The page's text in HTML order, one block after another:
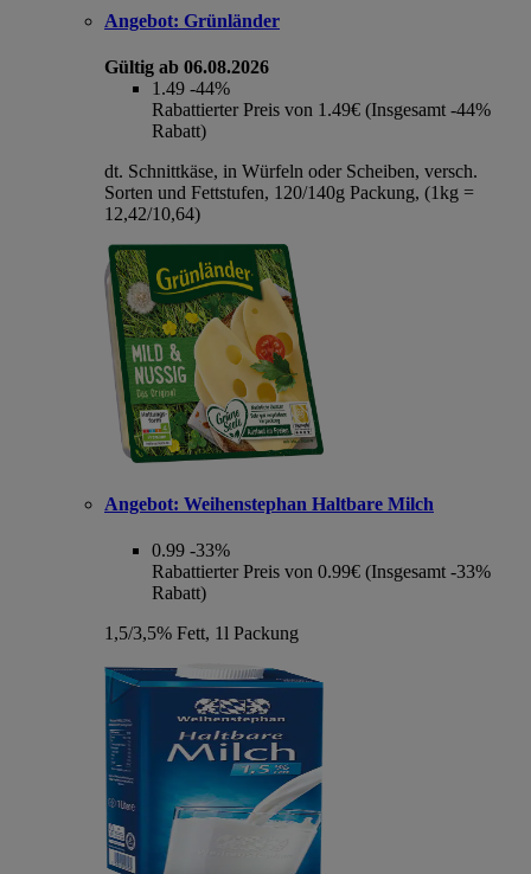
Angebot: Grünländer
Gültig ab 06.08.2026
1.49 -44%
Rabattierter Preis von 1.49€ (Insgesamt -44%
Rabatt)
dt. Schnittkäse, in Würfeln oder Scheiben, versch.
Sorten und Fettstufen, 120/140g Packung, (1kg =
12,42/10,64)
Angebot: Weihenstephan Haltbare Milch
0.99 -33%
Rabattierter Preis von 0.99€ (Insgesamt -33%
Rabatt)
1,5/3,5% Fett, 1l Packung